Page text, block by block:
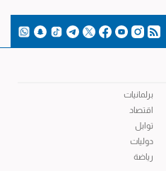
برلمانيات
اقتصاد
توابل
دوليات
رياضة